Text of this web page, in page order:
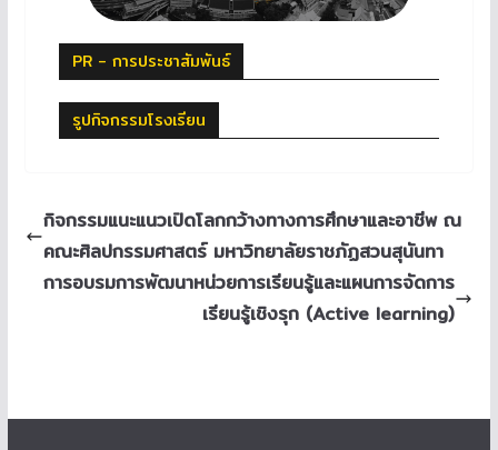
PR - การประชาสัมพันธ์
รูปกิจกรรมโรงเรียน
กิจกรรมแนะแนวเปิดโลกกว้างทางการศึกษาและอาชีพ ณ
คณะศิลปกรรมศาสตร์ มหาวิทยาลัยราชภัฏสวนสุนันทา
การอบรมการพัฒนาหน่วยการเรียนรู้และแผนการจัดการ
เรียนรู้เชิงรุก (Active learning)